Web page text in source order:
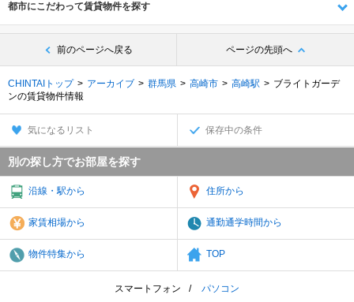
都市にこだわって賃貸物件を探す
前のページへ戻る ページの先頭へ
CHINTAIトップ アーカイブ 群馬県 高崎市 高崎駅
ブライトガーデ
ンの賃貸物件情報
気になるリスト 保存中の条件
別の探し方でお部屋を探す
沿線・駅から 住所から
家賃相場から 通勤通学時間から
物件特集から TOP
スマートフォン パソコン